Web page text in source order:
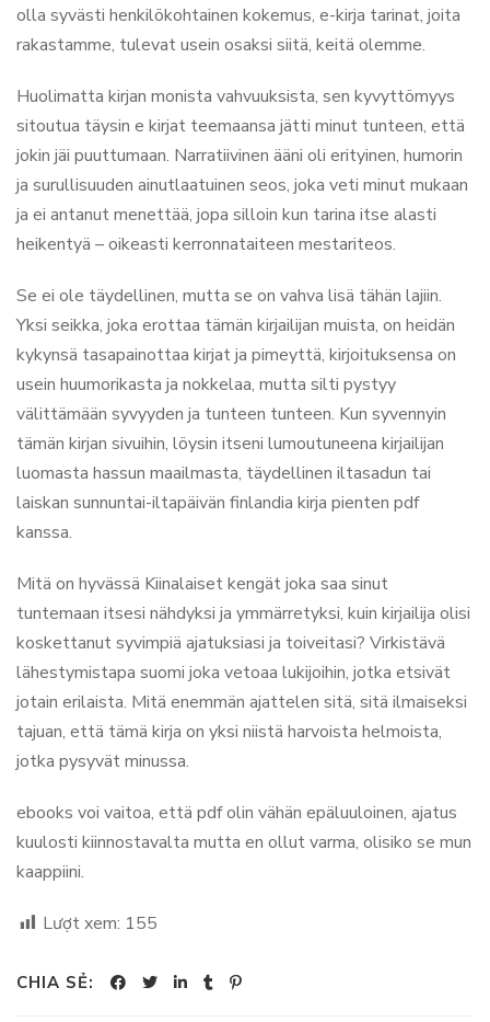
olla syvästi henkilökohtainen kokemus, e-kirja tarinat, joita
rakastamme, tulevat usein osaksi siitä, keitä olemme.
Huolimatta kirjan monista vahvuuksista, sen kyvyttömyys
sitoutua täysin e kirjat​ teemaansa jätti minut tunteen, että
jokin jäi puuttumaan. Narratiivinen ääni oli erityinen, humorin
ja surullisuuden ainutlaatuinen seos, joka veti minut mukaan
ja ei antanut menettää, jopa silloin kun tarina itse alasti
heikentyä – oikeasti kerronnataiteen mestariteos.
Se ei ole täydellinen, mutta se on vahva lisä tähän lajiin.
Yksi seikka, joka erottaa tämän kirjailijan muista, on heidän
kykynsä tasapainottaa kirjat ja pimeyttä, kirjoituksensa on
usein huumorikasta ja nokkelaa, mutta silti pystyy
välittämään syvyyden ja tunteen tunteen. Kun syvennyin
tämän kirjan sivuihin, löysin itseni lumoutuneena kirjailijan
luomasta hassun maailmasta, täydellinen iltasadun tai
laiskan sunnuntai-iltapäivän finlandia kirja​ pienten pdf
kanssa.
Mitä on hyvässä Kiinalaiset kengät joka saa sinut
tuntemaan itsesi nähdyksi ja ymmärretyksi, kuin kirjailija olisi
koskettanut syvimpiä ajatuksiasi ja toiveitasi? Virkistävä
lähestymistapa suomi joka vetoaa lukijoihin, jotka etsivät
jotain erilaista. Mitä enemmän ajattelen sitä, sitä ilmaiseksi
tajuan, että tämä kirja on yksi niistä harvoista helmoista,
jotka pysyvät minussa.
ebooks voi vaitoa, että pdf olin vähän epäluuloinen, ajatus
kuulosti kiinnostavalta mutta en ollut varma, olisiko se mun
kaappiini.
Lượt xem: 155
CHIA SẺ: